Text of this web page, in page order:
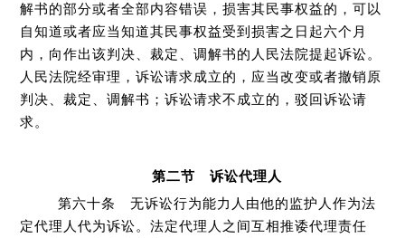
解书的部分或者全部内容错误，损害其民事权益的，可以
自知道或者应当知道其民事权益受到损害之日起六个月
内，向作出该判决、裁定、调解书的人民法院提起诉讼。
人民法院经审理，诉讼请求成立的，应当改变或者撤销原
判决、裁定、调解书；诉讼请求不成立的，驳回诉讼请
求。
第二节 诉讼代理人
第六十条 无诉讼行为能力人由他的监护人作为法
定代理人代为诉讼。法定代理人之间互相推诿代理责任